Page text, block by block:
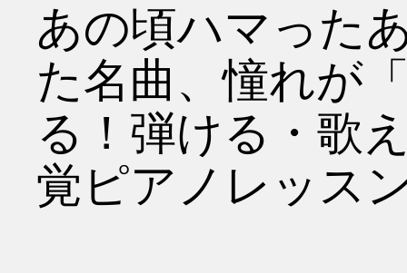
あの頃ハマった
た名曲、憧れが
る！弾ける・歌
覚ピアノレッス